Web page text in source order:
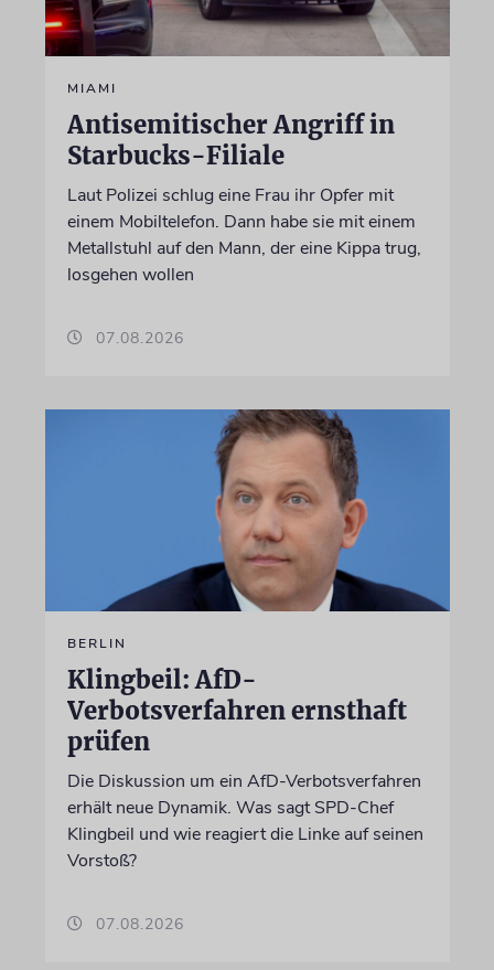
MIAMI
Antisemitischer Angriff in
Starbucks-Filiale
Laut Polizei schlug eine Frau ihr Opfer mit
einem Mobiltelefon. Dann habe sie mit einem
Metallstuhl auf den Mann, der eine Kippa trug,
losgehen wollen
07.08.2026
BERLIN
Klingbeil: AfD-
Verbotsverfahren ernsthaft
prüfen
Die Diskussion um ein AfD-Verbotsverfahren
erhält neue Dynamik. Was sagt SPD-Chef
Klingbeil und wie reagiert die Linke auf seinen
Vorstoß?
07.08.2026